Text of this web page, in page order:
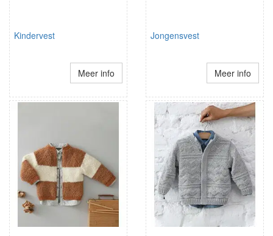
Kindervest
Meer info
Jongensvest
Meer info